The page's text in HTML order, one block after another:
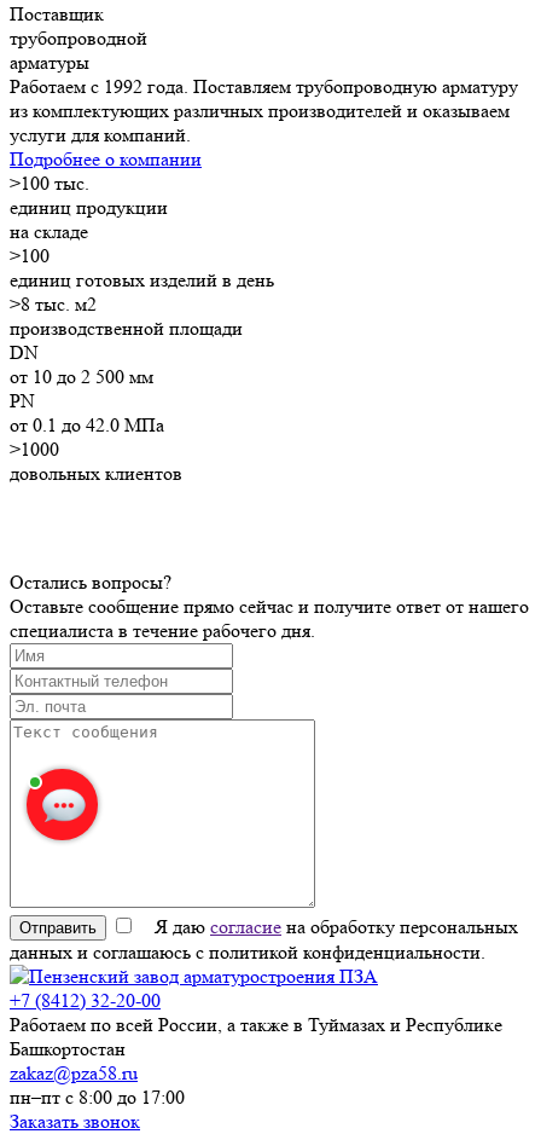
Поставщик
трубопроводной
арматуры
Работаем с 1992 года. Поставляем трубопроводную арматуру
из комплектующих различных производителей и оказываем
услуги для компаний.
Подробнее о компании
>100 тыс.
единиц продукции
на складе
>100
единиц готовых изделий в день
>8 тыс. м2
производственной площади
DN
от 10 до 2 500 мм
PN
от 0.1 до 42.0 МПа
>1000
довольных клиентов
Остались вопросы?
Оставьте сообщение прямо сейчас и получите ответ от нашего
специалиста в течение рабочего дня.
Отправить Я даю согласие на обработку персональных
данных и соглашаюсь с политикой конфиденциальности.
+7 (8412) 32-20-00
Работаем по всей России, а также в Туймазах и Республике
Башкортостан
zakaz@pza58.ru
пн–пт с 8:00 до 17:00
Заказать звонок
Елена Савкина
Менеджер
Здравствуйте!
Елена Савкина